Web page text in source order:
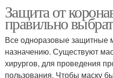
Защита от
правильно
Все одноразовые защитные
назначению. Существуют
хирургов, для проведения
пользования. Чтобы маску